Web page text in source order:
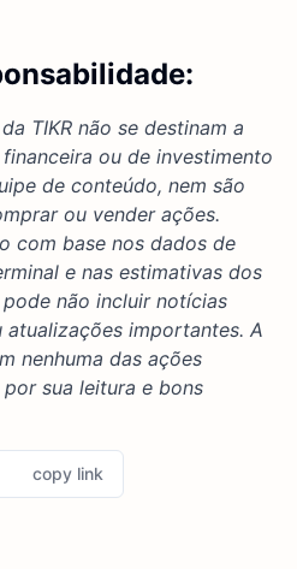
TIKR não se destinam a
ou de investimento
de conteúdo, nem são
ou vender ações.
com base nos dados de
e nas estimativas dos
não incluir notícias
atualizações importantes. A
nenhuma das ações
sua leitura e bons
copy link